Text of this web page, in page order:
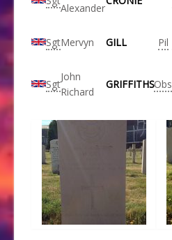
Alexander
SgtMervyn GILL Pil
Sgt
John
Richard
GRIFFITHSObs